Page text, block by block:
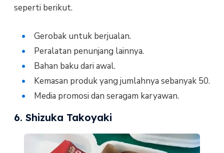
seperti berikut.
Gerobak untuk berjualan.
Peralatan penunjang lainnya.
Bahan baku dari awal.
Kemasan produk yang jumlahnya sebanyak 50.
Media promosi dan seragam karyawan.
6. Shizuka Takoyaki